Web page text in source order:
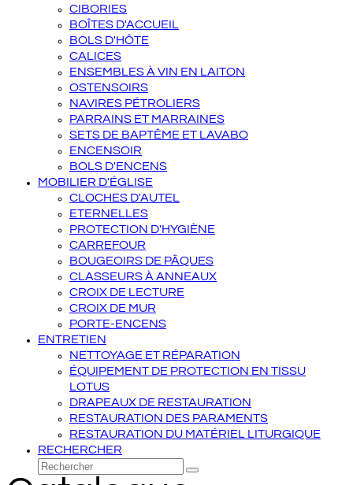
CIBORIES
BOÎTES D'ACCUEIL
BOLS D'HÔTE
CALICES
ENSEMBLES À VIN EN LAITON
OSTENSOIRS
NAVIRES PÉTROLIERS
PARRAINS ET MARRAINES
SETS DE BAPTÊME ET LAVABO
ENCENSOIR
BOLS D'ENCENS
MOBILIER D'ÉGLISE
CLOCHES D'AUTEL
ETERNELLES
PROTECTION D'HYGIÈNE
CARREFOUR
BOUGEOIRS DE PÂQUES
CLASSEURS À ANNEAUX
CROIX DE LECTURE
CROIX DE MUR
PORTE-ENCENS
ENTRETIEN
NETTOYAGE ET RÉPARATION
ÉQUIPEMENT DE PROTECTION EN TISSU
LOTUS
DRAPEAUX DE RESTAURATION
RESTAURATION DES PARAMENTS
RESTAURATION DU MATÉRIEL LITURGIQUE
RECHERCHER
Rechercher
Envoyer